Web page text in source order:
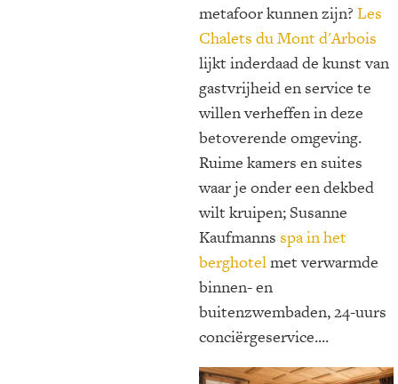
metafoor kunnen zijn? Les
Chalets du Mont d'Arbois
lijkt inderdaad de kunst van
gastvrijheid en service te
willen verheffen in deze
betoverende omgeving.
Ruime kamers en suites
waar je onder een dekbed
wilt kruipen; Susanne
Kaufmanns spa in het
berghotelmet verwarmde
binnen- en
buitenzwembaden, 24-uurs
conciërgeservice....